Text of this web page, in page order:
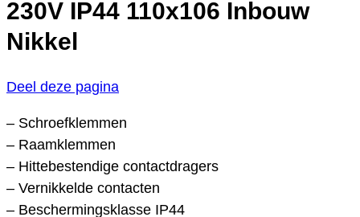
230V IP44 110x106 Inbouw
Nikkel
Deel deze pagina
– Schroefklemmen
– Raamklemmen
– Hittebestendige contactdragers
– Vernikkelde contacten
– Beschermingsklasse IP44